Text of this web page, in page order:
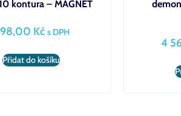
kontura – MAGNET
Kč s DPH
Přidat do košíku
4